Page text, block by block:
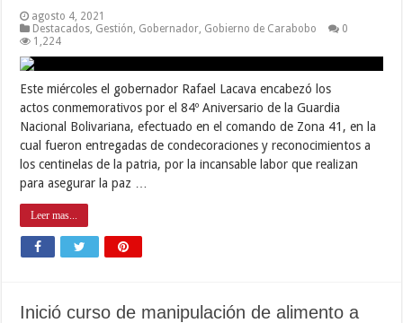
agosto 4, 2021
Destacados Gestión Gobernador Gobierno de Carabobo
0
1,224
Este miércoles el gobernador Rafael Lacava encabezó los
actos conmemorativos por el 84º Aniversario de la Guardia
Nacional Bolivariana, efectuado en el comando de Zona 41, en la
cual fueron entregadas de condecoraciones y reconocimientos a
los centinelas de la patria, por la incansable labor que realizan
para asegurar la paz …
Leer mas...
Inició curso de manipulación de alimento a